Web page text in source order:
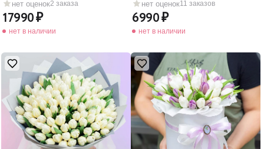
нет оценок2 заказа
17990
нет в наличии
нет оценок11 заказов
6990
нет в наличии